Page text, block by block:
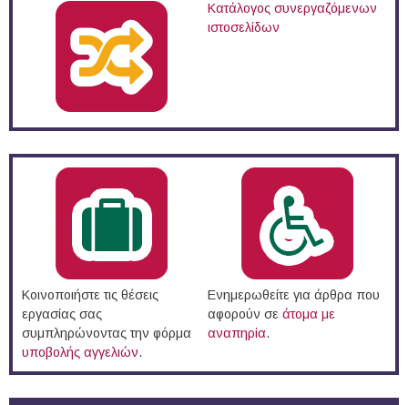
Κατάλογος συνεργαζόμενων
ιστοσελίδων
Κοινοποιήστε τις θέσεις
εργασίας σας
συμπληρώνοντας την φόρμα
υποβολής αγγελιών.
Ενημερωθείτε για άρθρα που
αφορούν σε άτομα με
αναπηρία.